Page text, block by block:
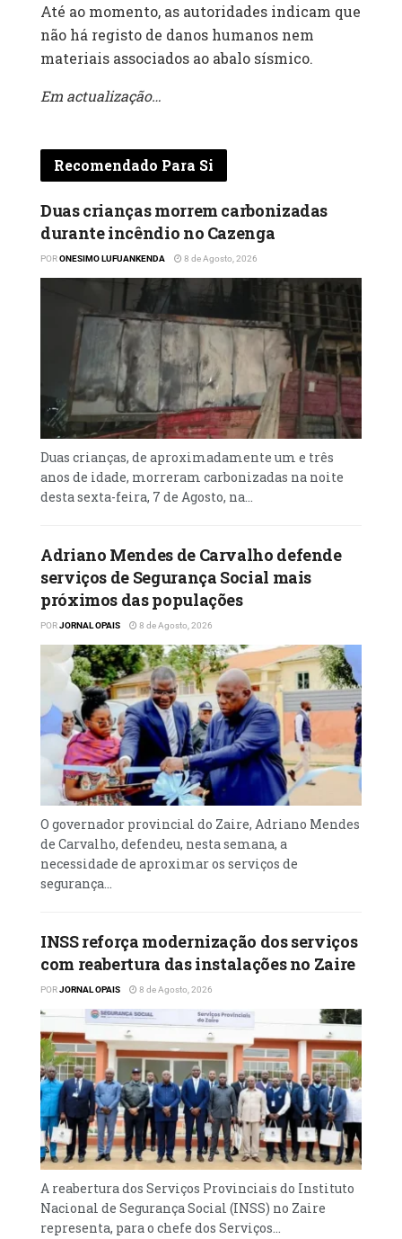
Até ao momento, as autoridades indicam que
não há registo de danos humanos nem
materiais associados ao abalo sísmico.
Em actualização…
Recomendado Para Si
Duas crianças morrem carbonizadas
durante incêndio no Cazenga
PORONESIMO LUFUANKENDA 8 de Agosto, 2026
Duas crianças, de aproximadamente um e três
anos de idade, morreram carbonizadas na noite
desta sexta-feira, 7 de Agosto, na...
Adriano Mendes de Carvalho defende
serviços de Segurança Social mais
próximos das populações
PORJORNAL OPAIS 8 de Agosto, 2026
O governador provincial do Zaire, Adriano Mendes
de Carvalho, defendeu, nesta semana, a
necessidade de aproximar os serviços de
segurança...
INSS reforça modernização dos serviços
com reabertura das instalações no Zaire
PORJORNAL OPAIS 8 de Agosto, 2026
A reabertura dos Serviços Provinciais do Instituto
Nacional de Segurança Social (INSS) no Zaire
representa, para o chefe dos Serviços...